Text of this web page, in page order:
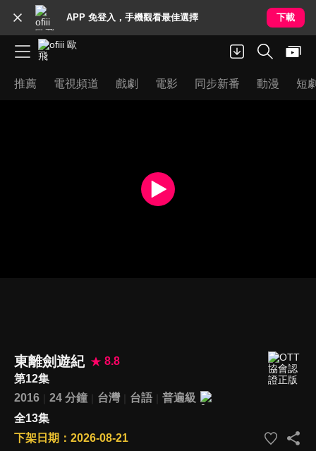
APP 免登入，手機觀看最佳選擇 下載
推薦 電視頻道 戲劇 電影 同步新番 動漫 短
東離劍遊紀
8.8
第12集
2016
24 分鐘 台灣 台語
普遍級
全13集
下架日期：2026-08-21